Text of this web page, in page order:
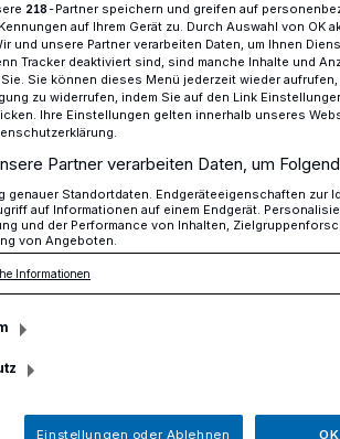
Kostenfreie VHS-Onlinekurse zu Finanz- und
Anlagemöglichkeiten
Erkrath hat neben zahlreichen
Workshops zu
informative
drei kostenfreie Online-
ohne Vorkenntnisse in
218-Partner speichern und greifen auf
auf Ihrem Gerät zu. Durch Auswahl von OK
und unsere Partner verarbeiten Daten, um Ihnen
Tracker deaktiviert sind, sind manche Inhalte und
Sie können dieses Menü jederzeit wieder
zu widerrufen, indem Sie auf den Link
Ihre Einstellungen gelten innerhalb unseres
Partner verarbeiten Daten, um
genauer Standortdaten. Endgeräteeigenschaften zur
auf Informationen auf einem Endgerät.
und der Performance von Inhalten,
von Angeboten.
Informationen
Einstellungen oder Ablehnen OK